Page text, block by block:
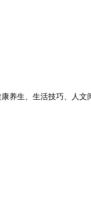
养生、生活技巧、人文